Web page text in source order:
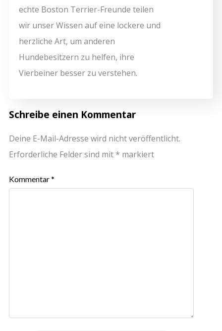
echte Boston Terrier-Freunde teilen
wir unser Wissen auf eine lockere und
herzliche Art, um anderen
Hundebesitzern zu helfen, ihre
Vierbeiner besser zu verstehen.
Schreibe einen Kommentar
Deine E-Mail-Adresse wird nicht veröffentlicht.
Erforderliche Felder sind mit * markiert
Kommentar*